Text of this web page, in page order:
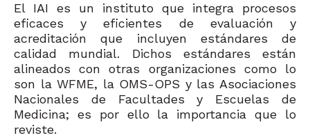
El IAI es un instituto que integra procesos
eficaces y eficientes de evaluación y
acreditación que incluyen estándares de
calidad mundial. Dichos estándares están
alineados con otras organizaciones como lo
son la WFME, la OMS-OPS y las Asociaciones
Nacionales de Facultades y Escuelas de
Medicina; es por ello la importancia que lo
reviste.